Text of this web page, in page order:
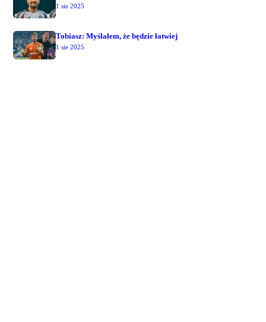
1 sie 2025
Tobiasz: Myślałem, że będzie łatwiej
1 sie 2025